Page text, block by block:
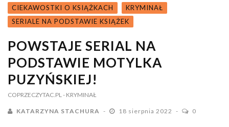
CIEKAWOSTKI O KSIĄŻKACH
KRYMINAŁ
SERIALE NA PODSTAWIE KSIĄŻEK
POWSTAJE SERIAL NA
PODSTAWIE MOTYLKA
PUZYŃSKIEJ!
COPRZECZYTAC.PL - KRYMINAŁ
KATARZYNA STACHURA 18 sierpnia 2022 0